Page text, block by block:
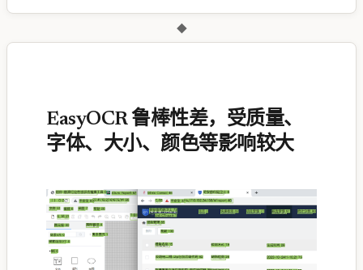
◆
EasyOCR 鲁棒性差，受质量、
字体、大小、颜色等影响较大